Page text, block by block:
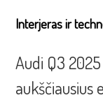
Interjeras ir
Audi Q3
aukščiausius